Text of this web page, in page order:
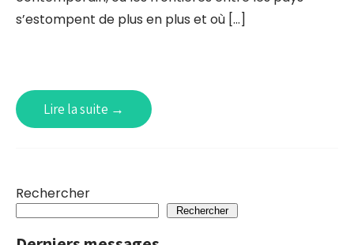
s’estompent de plus en plus et où […]
Lire la suite →
Rechercher
Rechercher